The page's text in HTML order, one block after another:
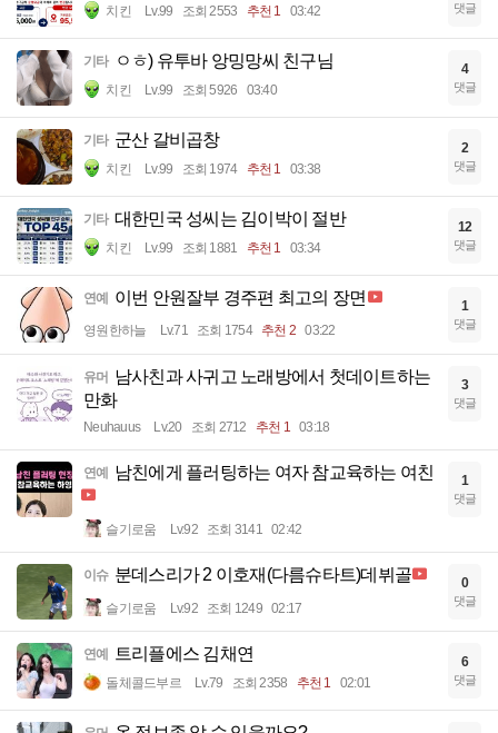
치킨 Lv.99 조회 2553 추천 1 03:42 댓글
기타 ㅇㅎ) 유투바 앙밍망씨 친구님
치킨 Lv.99 조회 5926 03:40
4
댓글
기타 군산 갈비곱창
치킨 Lv.99 조회 1974 추천 1 03:38
2
댓글
기타 대한민국 성씨는 김이박이 절반
치킨 Lv.99 조회 1881 추천 1 03:34
12
댓글
연예 이번 안원잘부 경주편 최고의 장면
영원한하늘 Lv.71 조회 1754 추천 2 03:22
1
댓글
유머 남사친과 사귀고 노래방에서 첫데이트하는
만화
Neuhauus Lv.20 조회 2712 추천 1 03:18
3
댓글
연예 남친에게 플러팅하는 여자 참교육하는 여친
슬기로움 Lv.92 조회 3141 02:42
1
댓글
이슈 분데스리가 2 이호재(다름슈타트)데뷔골
슬기로움 Lv.92 조회 1249 02:17
0
댓글
연예 트리플에스 김채연
돌체콜드부르 Lv.79 조회 2358 추천 1 02:01
6
댓글